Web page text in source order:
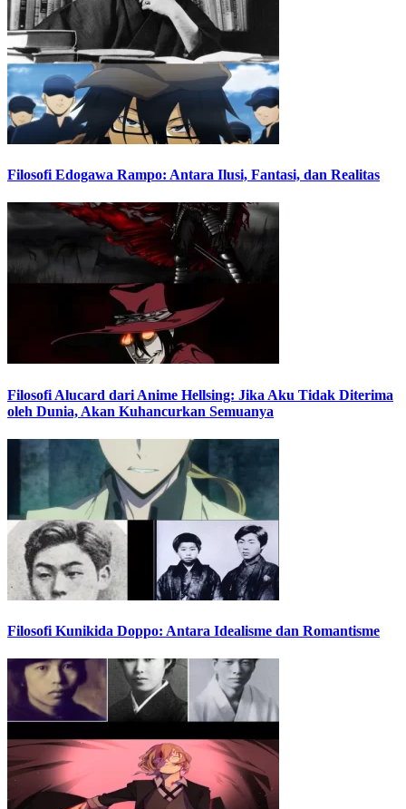
Filosofi Edogawa Rampo: Antara Ilusi, Fantasi, dan Realitas
Filosofi Alucard dari Anime Hellsing: Jika Aku Tidak Diterima
oleh Dunia, Akan Kuhancurkan Semuanya
Filosofi Kunikida Doppo: Antara Idealisme dan Romantisme